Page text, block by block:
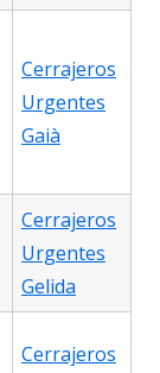
Cerrajeros
Urgentes
Gaià
Cerrajeros
Urgentes
Gelida
Cerrajeros